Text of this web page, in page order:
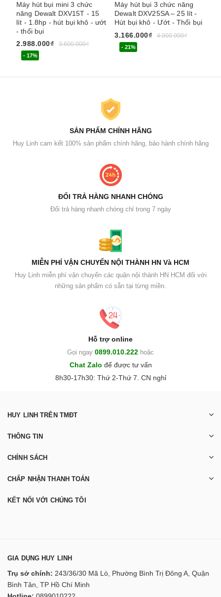
Máy hút bụi mini 3 chức
năng Dewalt DXV15T - 15
lít - 1.8hp - hút bụi khô - ướt
- thổi bụi
2.988.000₫
3.600.000₫
- 17%
Máy hút bụi 3 chức năng
Dewalt DXV25SA – 25 lít -
Hút bụi khô - Ướt - Thổi bụi
3.166.000₫
4.000.000₫
- 21%
SẢN PHẨM CHÍNH HÃNG
Huy Linh cam kết 100% sản phẩm chính hãng, bảo hành chính hãng
ĐỔI TRẢ HÀNG NHANH CHÓNG
Đổi trả hàng nhanh chóng chỉ trong 7 ngày
MIỄN PHÍ VẬN CHUYỂN NỘI THÀNH HN Và HCM
Huy Linh miễn phí vận chuyển các quận nội thành HN HCM đối với
những sản phẩm có sẵn tại từng miền.
Hỗ trợ online
Gọi ngay 0899.010.222 hoặc
Chat Zalo để được tư vấn
8h30-17h30: Thứ 2-Thứ 7. CN nghỉ
HUY LINH TRÊN TMĐT
THÔNG TIN
CHÍNH SÁCH
CHẤP NHẬN THANH TOÁN
KẾT NỐI VỚI CHÚNG TÔI
GIA DỤNG HUY LINH
Trụ sở chính: 243/36/30 Mã Lò, Phường Bình Trị Đông A, Quận
Bình Tân, TP Hồ Chí Minh